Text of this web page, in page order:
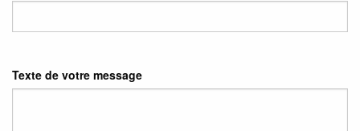
Texte de votre message